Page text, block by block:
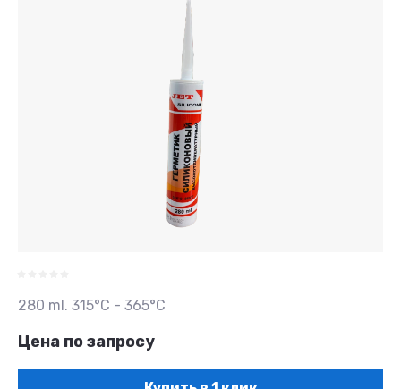
280 ml. 315°C - 365°C
Цена по запросу